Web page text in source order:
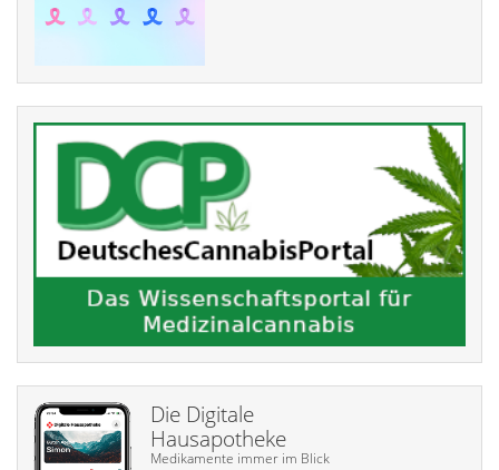
Die Digitale
Hausapotheke
Medikamente immer im Blick